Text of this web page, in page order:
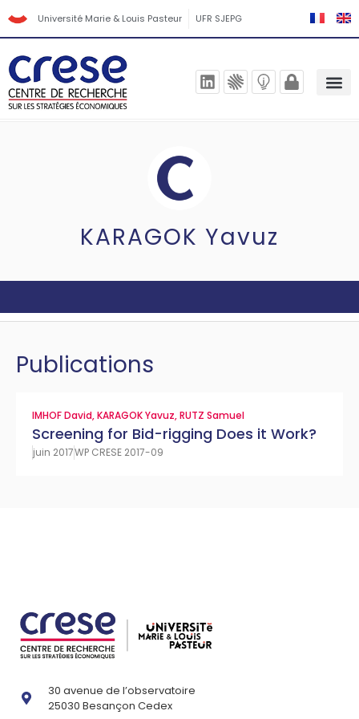
Université Marie & Louis Pasteur UFR SJEPG
KARAGOK Yavuz
Publications
IMHOF David,KARAGOK Yavuz,RUTZ Samuel
Screening for Bid-rigging Does it Work?
juin 2017WP CRESE 2017-09
30 avenue de l’observatoire
25030 Besançon Cedex